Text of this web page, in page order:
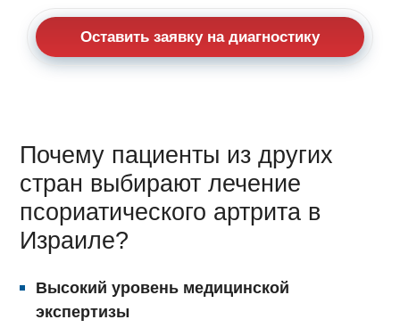
Оставить заявку на диагностику
Почему пациенты из других
стран выбирают лечение
псориатического артрита в
Израиле?
Высокий уровень медицинской
экспертизы